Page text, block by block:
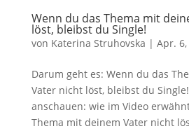
Wenn du das Thema mit
löst, bleibst du Single!
von Katerina Struhovska | Apr.
Darum geht es: Wenn du das
Vater nicht löst, bleibst du
anschauen: wie im Video
Thema mit deinem Vater nicht